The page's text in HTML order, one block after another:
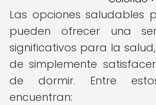
Las opciones saludables
pueden ofrecer una
significativos para la
de simplemente
de dormir. Entre
encuentran: